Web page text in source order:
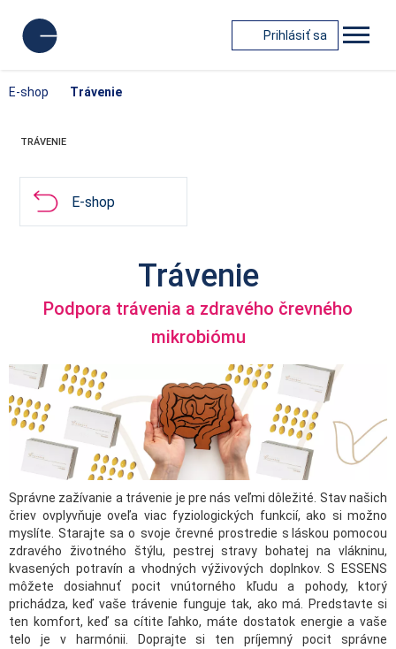
Prihlásiť sa
E-shop Trávenie
TRÁVENIE
E-shop
Trávenie
Podpora trávenia a zdravého črevného
mikrobiómu
Správne zažívanie a trávenie je pre nás veľmi dôležité. Stav našich
čriev ovplyvňuje oveľa viac fyziologických funkcií, ako si možno
myslíte. Starajte sa o svoje črevné prostredie s láskou pomocou
zdravého životného štýlu, pestrej stravy bohatej na vlákninu,
kvasených potravín a vhodných výživových doplnkov. S ESSENS
môžete dosiahnuť pocit vnútorného kľudu a pohody, ktorý
prichádza, keď vaše trávenie funguje tak, ako má. Predstavte si
ten komfort, keď sa cítite ľahko, máte dostatok energie a vaše
telo je v harmónii. Doprajte si ten príjemný pocit správne